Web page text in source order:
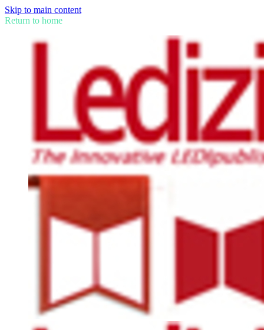
Skip to main content
Return to home